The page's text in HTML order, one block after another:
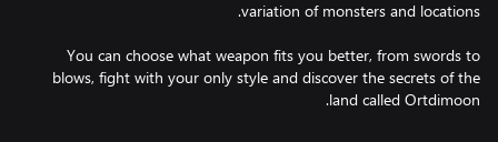
You can choose what weapon fits you better, from swords to
blows, fight with your only style and discover the secrets of the
land called Ortdimoon.